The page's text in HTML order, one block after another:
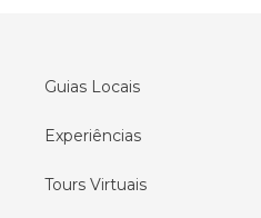
Guias Locais
Experiências
Tours Virtuais